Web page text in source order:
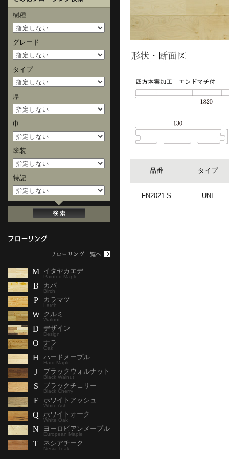
品番 タイプ
FN2021-S UNI
樹種
グレード
タイプ
厚
巾
塗装
特記
M イタヤカエデ
Painted Maple
B カバ
Birch
P カラマツ
Larch
W クルミ
Walnut
D デザイン
Design
O ナラ
Oak
H ハードメープル
Hard Maple
J ブラックウォルナット
Black Walnut
S ブラックチェリー
Black Cherry
F ホワイトアッシュ
White Ash
Q ホワイトオーク
White Oak
N ヨーロピアンメープル
European Maple
T ネシアチーク
Nesia Teak